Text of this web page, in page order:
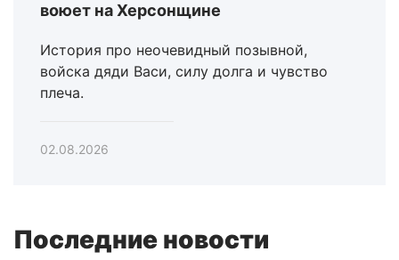
воюет на Херсонщине
История про неочевидный позывной,
войска дяди Васи, силу долга и чувство
плеча.
02.08.2026
Последние новости